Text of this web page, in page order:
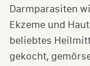
Darmparasiten
Ekzeme und
beliebtes
gekocht,